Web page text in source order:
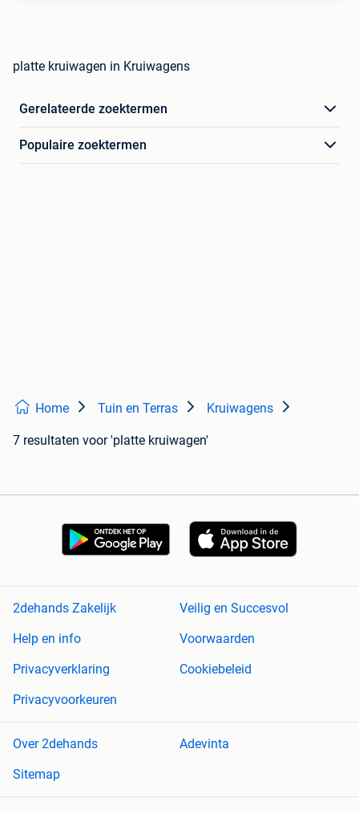
platte kruiwagen in Kruiwagens
Gerelateerde zoektermen
Populaire zoektermen
Home Tuin en Terras Kruiwagens
7 resultaten voor 'platte kruiwagen'
2dehands Zakelijk
Veilig en Succesvol
Help en info
Voorwaarden
Privacyverklaring
Cookiebeleid
Privacyvoorkeuren
Over 2dehands
Adevinta
Sitemap